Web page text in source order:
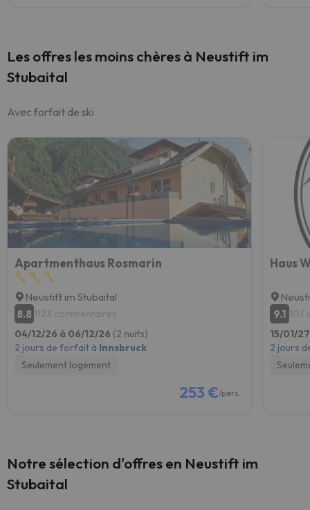
Les offres les moins chères à Neustift im
Stubaital
Avec forfait de ski
Apartmenthaus Rosmarin
Neustift im Stubaital
8.8 1123 commentaires
04/12/26 à 06/12/26 (2 nuits)
2 jours de forfait à Innsbruck
Seulement logement
253 €/pers.
Haus
9.1 107
15/01/
2 jours
Notre sélection d'offres en Neustift im
Stubaital